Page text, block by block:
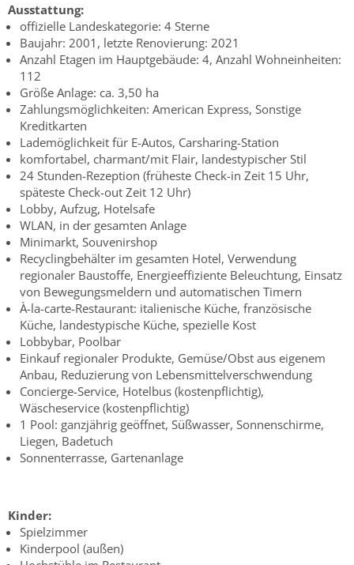
Ausstattung:
offizielle Landeskategorie: 4 Sterne
Baujahr: 2001, letzte Renovierung: 2021
Anzahl Etagen im Hauptgebäude: 4, Anzahl Wohneinheiten:
112
Größe Anlage: ca. 3,50 ha
Zahlungsmöglichkeiten: American Express, Sonstige
Kreditkarten
Lademöglichkeit für E-Autos, Carsharing-Station
komfortabel, charmant/mit Flair, landestypischer Stil
24 Stunden-Rezeption (früheste Check-in Zeit 15 Uhr,
späteste Check-out Zeit 12 Uhr)
Lobby, Aufzug, Hotelsafe
WLAN, in der gesamten Anlage
Minimarkt, Souvenirshop
Recyclingbehälter im gesamten Hotel, Verwendung
regionaler Baustoffe, Energieeffiziente Beleuchtung, Einsatz
von Bewegungsmeldern und automatischen Timern
À-la-carte-Restaurant: italienische Küche, französische
Küche, landestypische Küche, spezielle Kost
Lobbybar, Poolbar
Einkauf regionaler Produkte, Gemüse/Obst aus eigenem
Anbau, Reduzierung von Lebensmittelverschwendung
Concierge-Service, Hotelbus (kostenpflichtig),
Wäscheservice (kostenpflichtig)
1 Pool: ganzjährig geöffnet, Süßwasser, Sonnenschirme,
Liegen, Badetuch
Sonnenterrasse, Gartenanlage
Kinder:
Spielzimmer
Kinderpool (außen)